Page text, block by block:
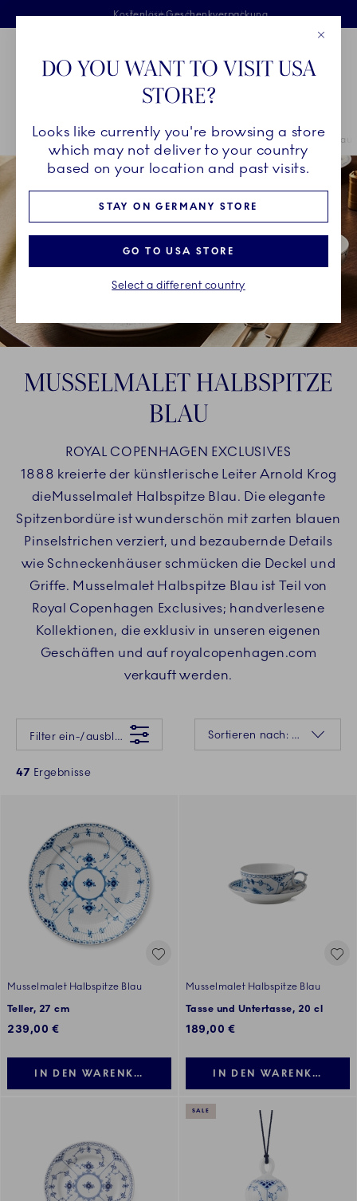
Sprunglinks
Kostenlose Lieferung für Bestellungen über 125 €
Kostenlose Geschenkverpackung
Zweijährige Bruchgarantie
Main Navigation
Breadcrumb Headlinesss
Startseite
KOLLEKTIONEN Kollektionen Musselmalet Halbspitze Blau
MUSSELMALET HALBSPITZE
BLAU
ROYAL COPENHAGEN EXCLUSIVES
1888 kreierte der künstlerische Leiter Arnold Krog
dieMusselmalet Halbspitze Blau. Die elegante
Spitzenbordüre ist wunderschön mit zarten blauen
Pinselstrichen verziert, und bezaubernde Details
wie Schneckenhäuser schmücken die Deckel und
Griffe. Musselmalet Halbspitze Blau ist Teil von
Royal Copenhagen Exclusives; handverlesene
Kollektionen, die exklusiv in unseren eigenen
Geschäften und auf royalcopenhagen.com
verkauft werden.
Da ist etwas schiefgelaufen Bitte versuchen Sie es später erneut.
Filter ein-/ausblenden
Sortieren nach: Relevanz
47 Ergebnisse
Musselmalet Halbspitze Blau
Teller, 27 cm
239,00 €
IN DEN WARENKORB LEGEN
Musselmalet Halbspitze Blau
Tasse und Untertasse, 20 cl
189,00 €
IN DEN WARENKORB
SALE
DO YOU WANT TO VISIT USA
STORE?
Looks like currently you're browsing a store
which may not deliver to your country
based on your location and past visits.
STAY ON GERMANY STORE
GO TO USA STORE
Select a different country